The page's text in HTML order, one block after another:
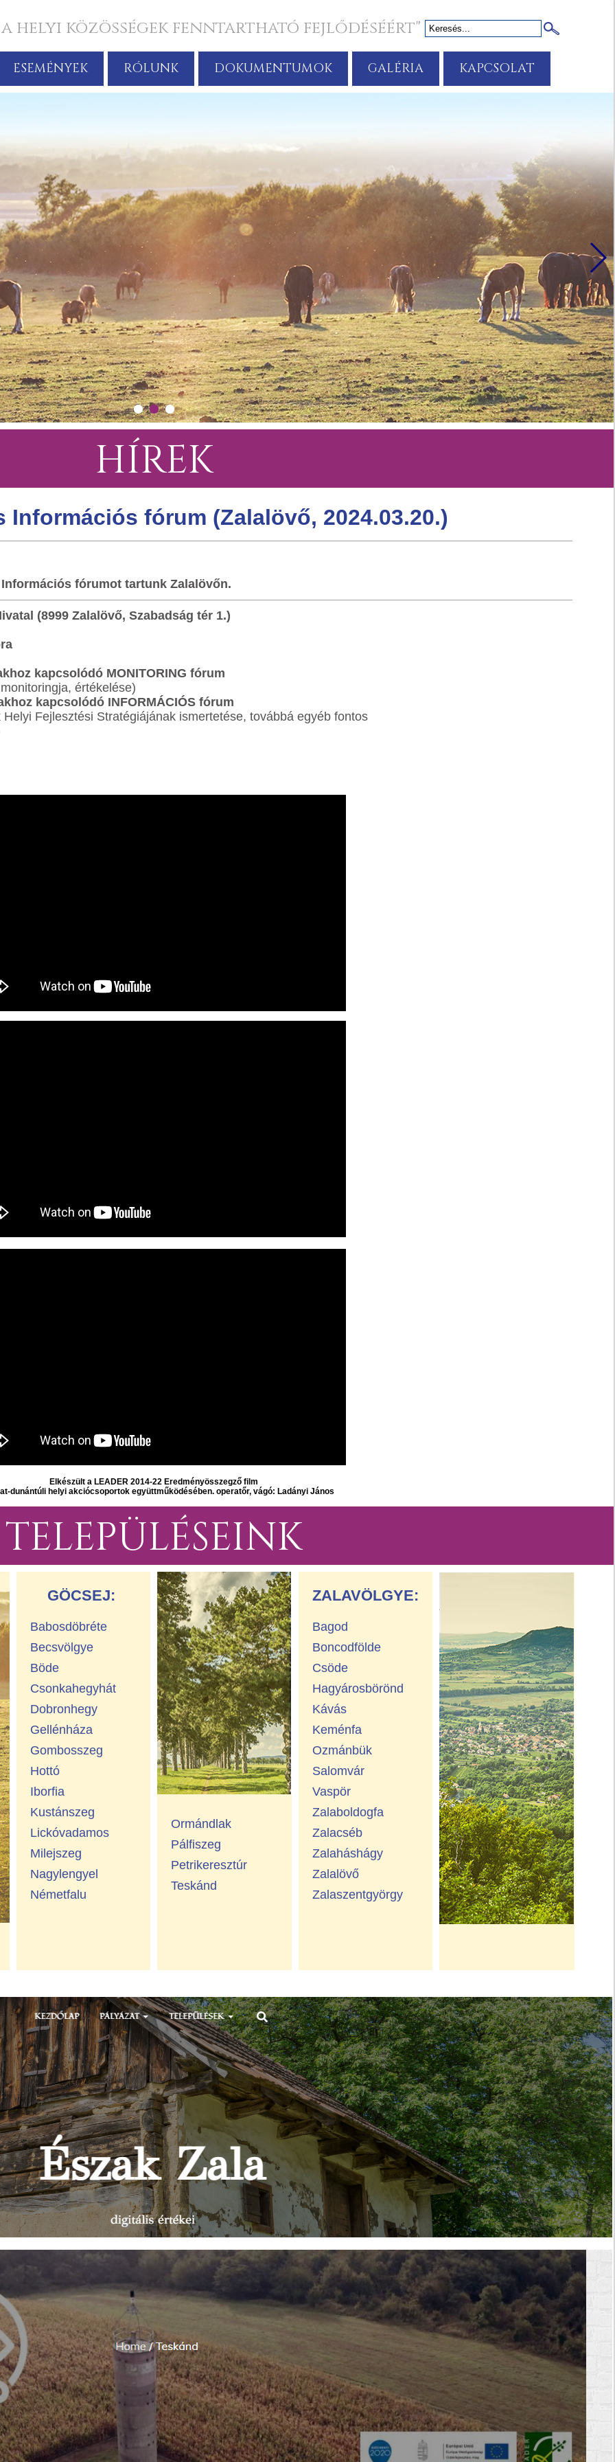
helyi közösségek fenntartható fejlődéséért"
ESEMÉNYEK RÓLUNK DOKUMENTUMOK GALÉRIA KAPCSOLAT
HÍREK
Információs fórum (Zalalövő, 2024.03.20.)
fórumot tartunk Zalalövőn.
(8999 Zalalövő, Szabadság tér 1.)
kapcsolódó MONITORING fórum
értékelése)
INFORMÁCIÓS fórum
Fejlesztési Stratégiájának ismertetése, továbbá egyéb fontos
Elkészült a LEADER 2014-22 Eredményösszegző film
dunántúli helyi akciócsoportok együttműködésében. operatőr, vágó: Ladányi János
TELEPÜLÉSEINK
GÖCSEJ:
Babosdöbréte
Becsvölgye
Böde
Csonkahegyhát
Dobronhegy
Gellénháza
Gombosszeg
Hottó
Iborfia
Kustánszeg
Lickóvadamos
Milejszeg
Nagylengyel
Németfalu
Ormándlak
Pálfiszeg
Petrikeresztúr
Teskánd
ZALAVÖLGYE:
Bagod
Boncodfölde
Csöde
Hagyárosbörönd
Kávás
Keménfa
Ozmánbük
Salomvár
Vaspör
Zalaboldogfa
Zalacséb
Zalaháshágy
Zalalövő
Zalaszentgyörgy